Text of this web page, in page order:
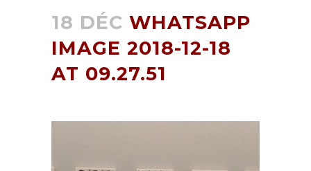
18 DÉC WHATSAPP
IMAGE 2018-12-18
AT 09.27.51